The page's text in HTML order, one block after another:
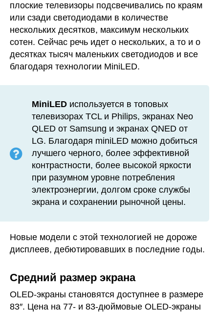
плоские телевизоры подсвечивались по краям
или сзади светодиодами в количестве
нескольких десятков, максимум нескольких
сотен. Сейчас речь идет о нескольких, а то и о
десятках тысяч маленьких светодиодов и все
благодаря технологии MiniLED.
MiniLED используется в топовых
телевизорах TCL и Philips, экранах Neo
QLED от Samsung и экранах QNED от
LG. Благодаря miniLED можно добиться
лучшего черного, более эффективной
контрастности, более высокой яркости
при разумном уровне потребления
электроэнергии, долгом сроке службы
экрана и сохранении рыночной цены.
Новые модели с этой технологией не дороже
дисплеев, дебютировавших в последние годы.
Средний размер экрана
OLED-экраны становятся доступнее в размере
83″. Цена на 77- и 83-дюймовые OLED-экраны